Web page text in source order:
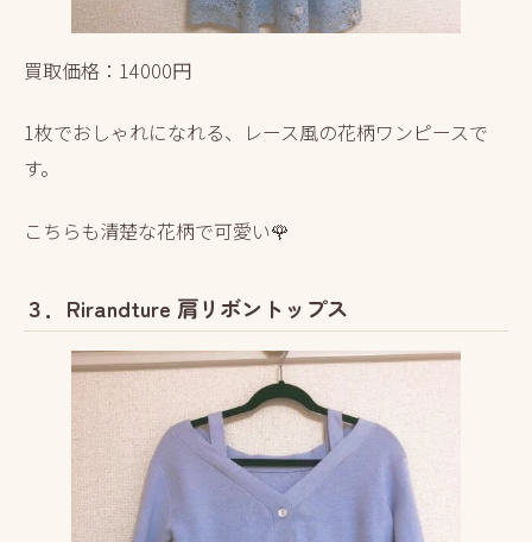
買取価格：14000円
1枚でおしゃれになれる、レース風の花柄ワンピースで
す。
こちらも清楚な花柄で可愛い🌹
３．Rirandture 肩リボントップス